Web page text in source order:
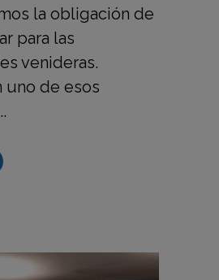
la obligación de
para las
venideras.
uno de esos